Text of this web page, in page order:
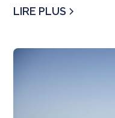
LIRE PLUS